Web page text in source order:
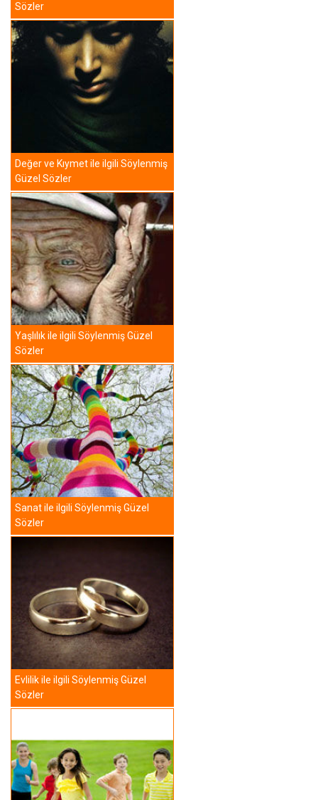
Sözler
Değer ve Kıymet ile ilgili Söylenmiş
Güzel Sözler
Yaşlılık ile ilgili Söylenmiş Güzel
Sözler
Sanat ile ilgili Söylenmiş Güzel
Sözler
Evlilik ile ilgili Söylenmiş Güzel
Sözler